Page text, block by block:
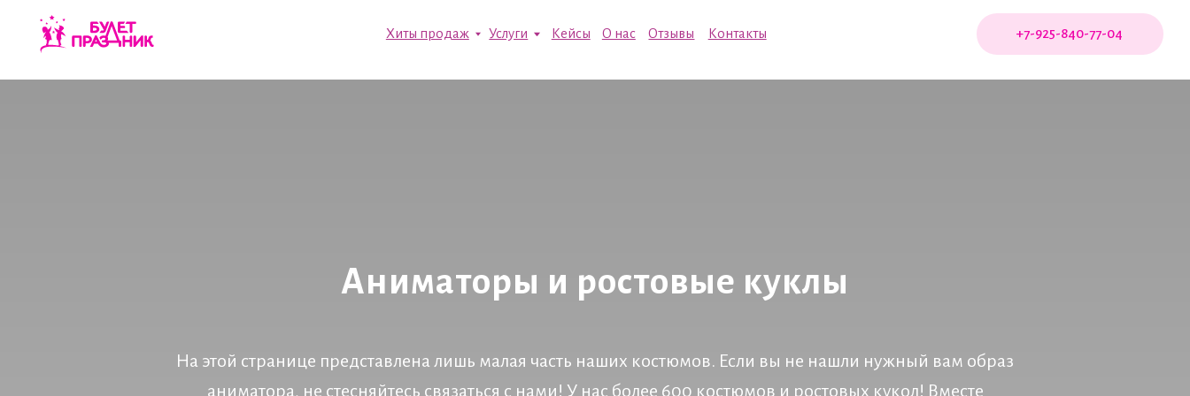
Контакты
Отзывы
О нас
Кейсы
Услуги
Хиты продаж +7-925-840-77-04
Аниматоры и ростовые куклы
На этой странице представлена лишь малая часть наших костюмов. Если вы не нашли нужный вам образ
аниматора, не стесняйтесь связаться с нами! У нас более 600 костюмов и ростовых кукол! Вместе